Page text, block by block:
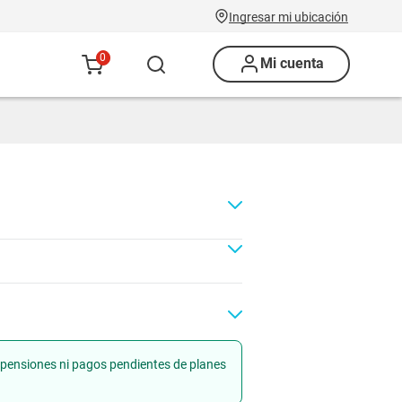
Ingresar mi ubicación
0 Mi cuenta
Renovaciónni pagos pendientes de planes